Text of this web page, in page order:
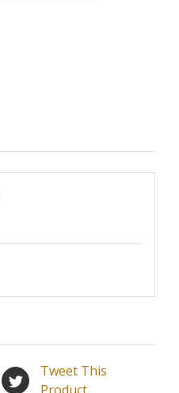
Tweet This